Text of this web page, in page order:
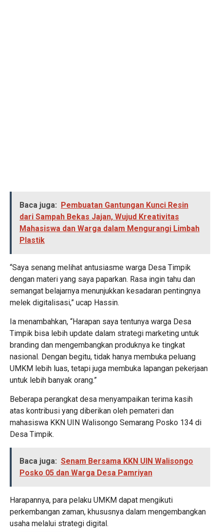
Baca juga: Pembuatan Gantungan Kunci Resin
dari Sampah Bekas Jajan, Wujud Kreativitas
Mahasiswa dan Warga dalam Mengurangi Limbah
Plastik
“Saya senang melihat antusiasme warga Desa Timpik
dengan materi yang saya paparkan. Rasa ingin tahu dan
semangat belajarnya menunjukkan kesadaran pentingnya
melek digitalisasi,” ucap Hassin.
Ia menambahkan, “Harapan saya tentunya warga Desa
Timpik bisa lebih update dalam strategi marketing untuk
branding dan mengembangkan produknya ke tingkat
nasional. Dengan begitu, tidak hanya membuka peluang
UMKM lebih luas, tetapi juga membuka lapangan pekerjaan
untuk lebih banyak orang.”
Beberapa perangkat desa menyampaikan terima kasih
atas kontribusi yang diberikan oleh pemateri dan
mahasiswa KKN UIN Walisongo Semarang Posko 134 di
Desa Timpik.
Baca juga: Senam Bersama KKN UIN Walisongo
Posko 05 dan Warga Desa Pamriyan
Harapannya, para pelaku UMKM dapat mengikuti
perkembangan zaman, khususnya dalam mengembangkan
usaha melalui strategi digital.